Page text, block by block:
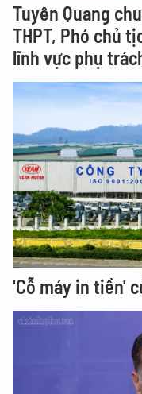
Tuyên Quang
THPT, Phó chủ
lĩnh vực phụ
'Cỗ máy in tiền'